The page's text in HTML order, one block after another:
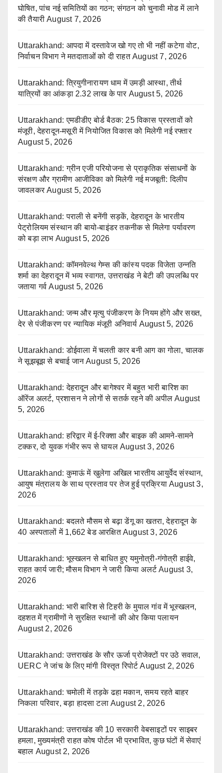
घोषित, पांच नई समितियों का गठन; संगठन को चुनावी मोड में लाने
की तैयारी August 7, 2026
Uttarakhand: आपदा में दस्तावेज खो गए तो भी नहीं कटेगा वोट,
निर्वाचन विभाग ने मतदाताओं को दी राहत August 7, 2026
Uttarakhand: त्रियुगीनारायण धाम में उमड़ी आस्था, तीर्थ
यात्रियों का आंकड़ा 2.32 लाख के पार August 5, 2026
Uttarakhand: एमडीडीए बोर्ड बैठक: 25 विकास प्रस्तावों को
मंजूरी, देहरादून-मसूरी में नियोजित विकास को मिलेगी नई रफ्तार
August 5, 2026
Uttarakhand: ग्रीन एजी परियोजना से प्राकृतिक संसाधनों के
संरक्षण और ग्रामीण आजीविका को मिलेगी नई मजबूती: दिलीप
जावलकर August 5, 2026
Uttarakhand: पराली से बनेंगी सड़कें, देहरादून के भारतीय
पेट्रोलियम संस्थान की बायो-बाइंडर तकनीक से मिलेगा पर्यावरण
को बड़ा लाभ August 5, 2026
Uttarakhand: कॉमनवेल्थ गेम्स की कांस्य पदक विजेता उन्नति
शर्मा का देहरादून में भव्य स्वागत, उत्तराखंड ने बेटी की उपलब्धि पर
जताया गर्व August 5, 2026
Uttarakhand: जन्म और मृत्यु पंजीकरण के नियम होंगे और सख्त,
देर से पंजीकरण पर न्यायिक मंजूरी अनिवार्य August 5, 2026
Uttarakhand: डोईवाला में चलती कार बनी आग का गोला, चालक
ने सूझबूझ से बचाई जान August 5, 2026
Uttarakhand: देहरादून और बागेश्वर में बहुत भारी बारिश का
ऑरेंज अलर्ट, प्रशासन ने लोगों से सतर्क रहने की अपील August
5, 2026
Uttarakhand: हरिद्वार में ई-रिक्शा और बाइक की आमने-सामने
टक्कर, दो युवक गंभीर रूप से घायल August 3, 2026
Uttarakhand: कुमाऊं में खुलेगा अखिल भारतीय आयुर्वेद संस्थान,
आयुष मंत्रालय के साथ प्रस्ताव पर तेज हुई प्रक्रिया August 3,
2026
Uttarakhand: बदलते मौसम से बढ़ा डेंगू का खतरा, देहरादून के
40 अस्पतालों में 1,662 बेड आरक्षित August 3, 2026
Uttarakhand: भूस्खलन से बाधित हुए यमुनोत्री-गंगोत्री हाईवे,
राहत कार्य जारी; मौसम विभाग ने जारी किया अलर्ट August 3,
2026
Uttarakhand: भारी बारिश से टिहरी के मुयाल गांव में भूस्खलन,
दहशत में ग्रामीणों ने सुरक्षित स्थानों की ओर किया पलायन
August 2, 2026
Uttarakhand: उत्तराखंड के सौर ऊर्जा प्रोजेक्टों पर उठे सवाल,
UERC ने जांच के लिए मांगी विस्तृत रिपोर्ट August 2, 2026
Uttarakhand: चमोली में तड़के ढहा मकान, समय रहते बाहर
निकला परिवार, बड़ा हादसा टला August 2, 2026
Uttarakhand: उत्तराखंड की 10 सरकारी वेबसाइटों पर साइबर
हमला, मुख्यमंत्री राहत कोष पोर्टल भी प्रभावित, कुछ घंटों में सेवाएं
बहाल August 2, 2026